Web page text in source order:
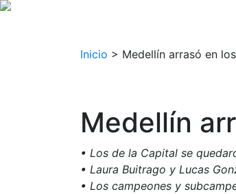
Inicio > Medellín arrasó en
Medellín
• Los de la Capital se
• Laura Buitrago y Lucas
• Los campeones y